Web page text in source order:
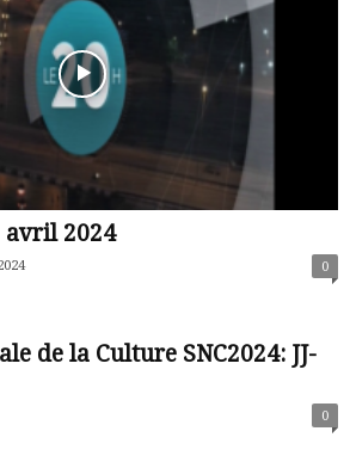
avril 2024
0
de la Culture SNC2024: JJ-
0